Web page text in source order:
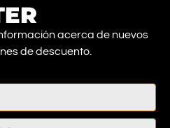
acerca de nuevos
de descuento.